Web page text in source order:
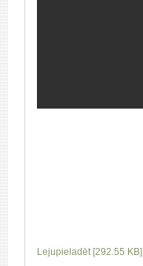
Lejupieladēt [292.55 KB]